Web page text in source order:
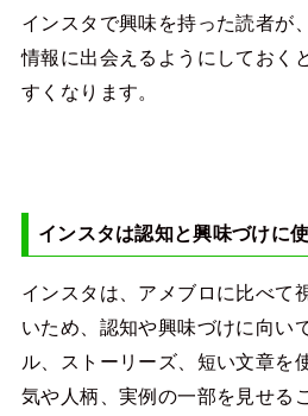
インスタで興味を持った読者が
情報に出会えるようにしておく
すくなります。
インスタは認知と興味づけに
インスタは、アメブロに比べて
いため、認知や興味づけに向い
ル、ストーリーズ、短い文章を
気や人柄、実例の一部を見せる